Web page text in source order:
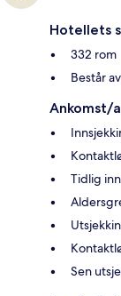
Hotellets
332 rom
Består
Ankomst/
Tidlig
Sen